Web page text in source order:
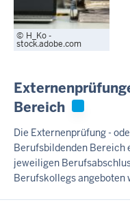
H_Ko -
stock.adobe.com
Bereich
Die Externenprüfung -
Berufsbildenden Bereich
jeweiligen
Berufskollegs angeboten